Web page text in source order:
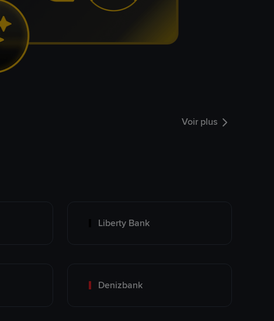
Voir plus
Liberty Bank
Denizbank